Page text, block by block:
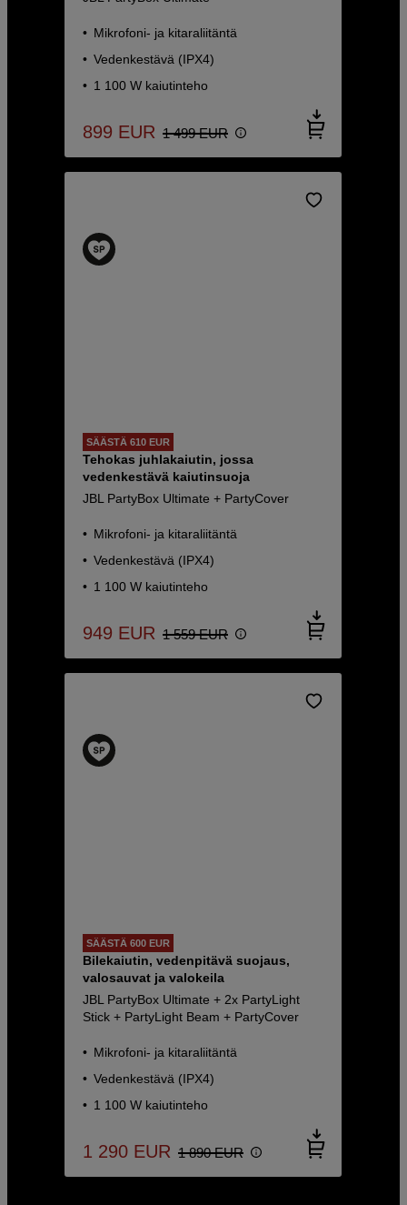
Mikrofoni- ja kitaraliitäntä
Vedenkestävä (IPX4)
1 100 W kaiutinteho
899 EUR 1 499 EUR
SÄÄSTÄ 610 EUR
Tehokas juhlakaiutin, jossa
vedenkestävä kaiutinsuoja
JBL PartyBox Ultimate + PartyCover
Mikrofoni- ja kitaraliitäntä
Vedenkestävä (IPX4)
1 100 W kaiutinteho
949 EUR 1 559 EUR
SÄÄSTÄ 600 EUR
Bilekaiutin, vedenpitävä suojaus,
valosauvat ja valokeila
JBL PartyBox Ultimate + 2x PartyLight
Stick + PartyLight Beam + PartyCover
Mikrofoni- ja kitaraliitäntä
Vedenkestävä (IPX4)
1 100 W kaiutinteho
1 290 EUR 1 890 EUR